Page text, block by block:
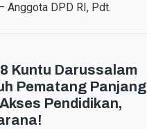
Anggota DPD RI, Pdt.
Kuntu Darussalam
Pematang Panjang
Pendidikan,